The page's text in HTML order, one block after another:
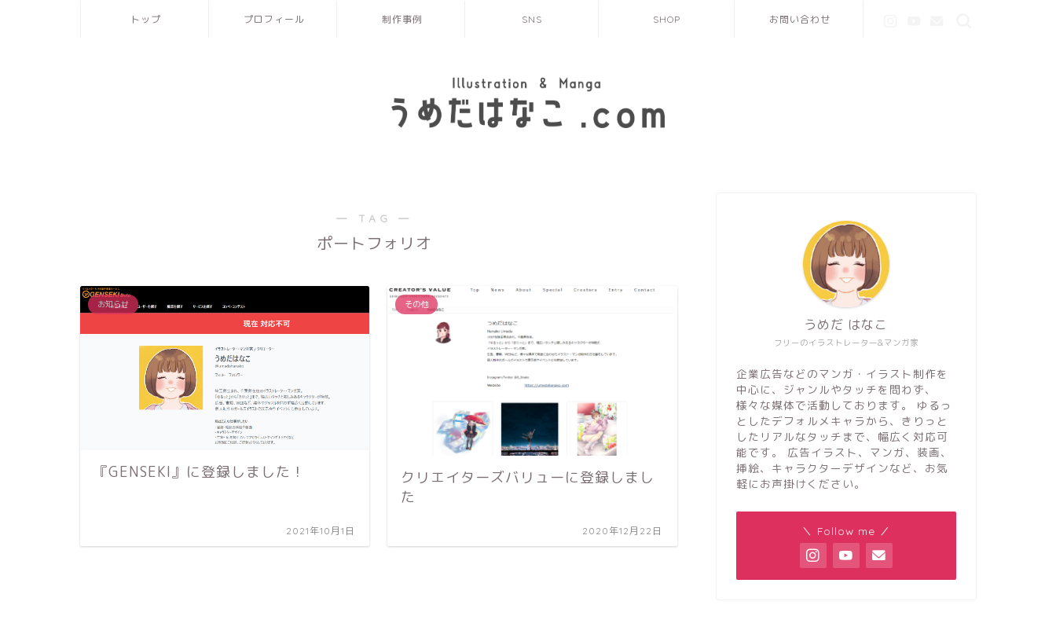
トップ プロフィール 制作事例 SNS SHOP お問い合わせ
― TAG ―
ポートフォリオ
お知らせ
『GENSEKI』に登録しました！
2021年10月1日
その他
クリエイターズバリューに登録しまし
た
2020年12月22日
フリーのイラストレーター&マンガ家
うめだ はなこ
企業広告などのマンガ・イラスト制作を
中心に、ジャンルやタッチを問わず、
様々な媒体で活動しております。 ゆるっ
としたデフォルメキャラから、きりっと
したリアルなタッチまで、幅広く対応可
能です。 広告イラスト、マンガ、装画、
挿絵、キャラクターデザインなど、お気
軽にお声掛けください。
＼ Follow me ／